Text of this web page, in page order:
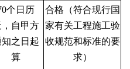
品牌
文化
个日历
，自甲方
知之日起
算
合格（符合现行国
家有关工程施工验
收规范和标准的要
求）